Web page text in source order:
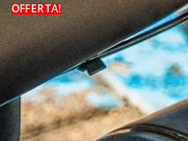
OFFERTA!